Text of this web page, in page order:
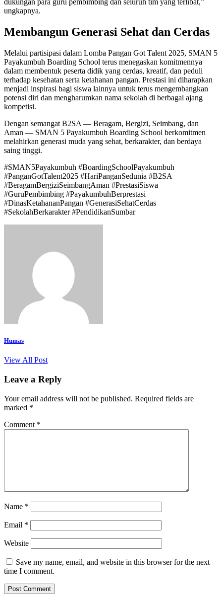
dukungan para guru pembimbing dan seluruh tim yang terlibat,”
ungkapnya.
Membangun Generasi Sehat dan Cerdas
Melalui partisipasi dalam Lomba Pangan Got Talent 2025, SMAN 5
Payakumbuh Boarding School terus menegaskan komitmennya
dalam membentuk peserta didik yang cerdas, kreatif, dan peduli
terhadap kesehatan serta ketahanan pangan. Prestasi ini diharapkan
menjadi inspirasi bagi siswa lainnya untuk terus mengembangkan
potensi diri dan mengharumkan nama sekolah di berbagai ajang
kompetisi.
Dengan semangat B2SA — Beragam, Bergizi, Seimbang, dan
Aman — SMAN 5 Payakumbuh Boarding School berkomitmen
melahirkan generasi muda yang sehat, berkarakter, dan berdaya
saing tinggi.
#SMAN5Payakumbuh #BoardingSchoolPayakumbuh
#PanganGotTalent2025 #HariPanganSedunia #B2SA
#BeragamBergiziSeimbangAman #PrestasiSiswa
#GuruPembimbing #PayakumbuhBerprestasi
#DinasKetahananPangan #GenerasiSehatCerdas
#SekolahBerkarakter #PendidikanSumbar
Humas
View All Post
Leave a Reply
Your email address will not be published. Required fields are
marked *
Comment *
Name *
Email *
Website
Save my name, email, and website in this browser for the next
time I comment.